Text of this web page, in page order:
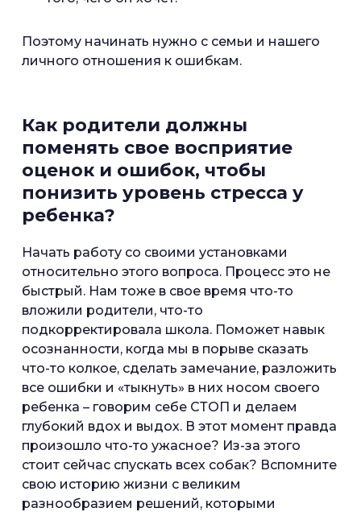
Поэтому начинать нужно с семьи и нашего
личного отношения к ошибкам.
Как родители должны
поменять свое восприятие
оценок и ошибок, чтобы
понизить уровень стресса у
ребенка?
Начать работу со своими установками
относительно этого вопроса. Процесс это не
быстрый. Нам тоже в свое время что-то
вложили родители, что-то
подкорректировала школа. Поможет навык
осознанности, когда мы в порыве сказать
что-то колкое, сделать замечание, разложить
все ошибки и «тыкнуть» в них носом своего
ребенка – говорим себе СТОП и делаем
глубокий вдох и выдох. В этот момент правда
произошло что-то ужасное? Из-за этого
стоит сейчас спускать всех собак? Вспомните
свою историю жизни с великим
разнообразием решений, которыми